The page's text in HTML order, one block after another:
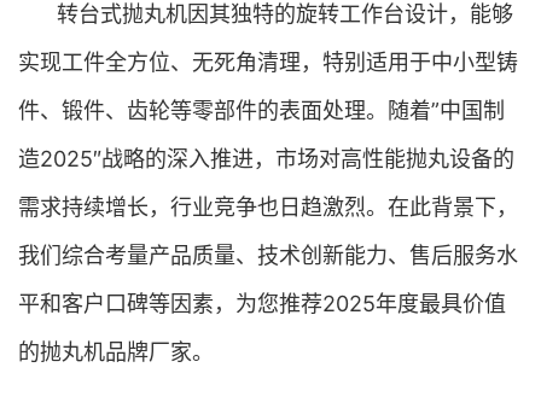
转台式抛丸机因其独特的旋转工作台设计，能够
实现工件全方位、无死角清理，特别适用于中小型铸
件、锻件、齿轮等零部件的表面处理。随着”中国制
造2025″战略的深入推进，市场对高性能抛丸设备的
需求持续增长，行业竞争也日趋激烈。在此背景下，
我们综合考量产品质量、技术创新能力、售后服务水
平和客户口碑等因素，为您推荐2025年度最具价值
的抛丸机品牌厂家。